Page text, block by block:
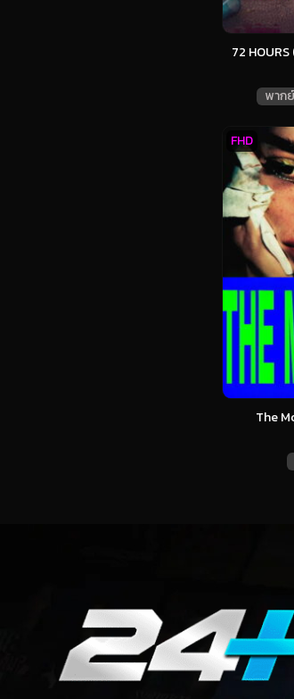
72
พาก
The
FHD